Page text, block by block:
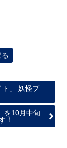
る
ト」 妖怪ブ
を10月中旬
！